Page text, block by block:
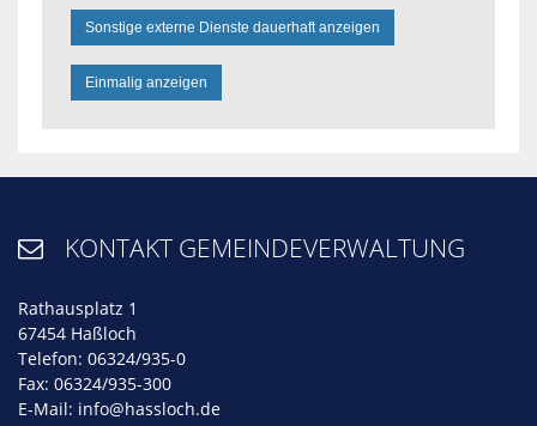
Sonstige externe Dienste dauerhaft anzeigen
Einmalig anzeigen
 KONTAKT GEMEINDEVERWALTUNG
Rathausplatz 1
67454 Haßloch
Telefon: 06324/935-0
Fax: 06324/935-300
E-Mail: info@hassloch.de